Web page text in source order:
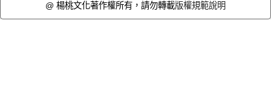
@ 楊桃文化著作權所有，請勿轉載版權規範說明